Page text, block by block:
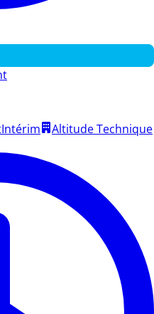
Intérim
Altitude Technique